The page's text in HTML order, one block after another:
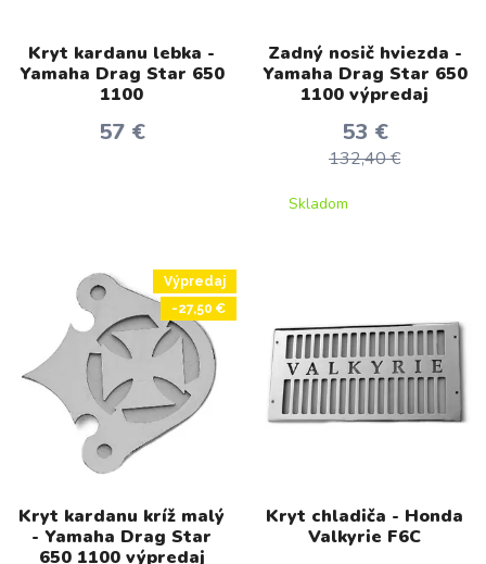
Kryt kardanu lebka -
Yamaha Drag Star 650
1100
57 €
Zadný nosič hviezda -
Yamaha Drag Star 650
1100 výpredaj
53 €
132,40 €
Skladom
Výpredaj
-27,50 €
Kryt kardanu kríž malý
- Yamaha Drag Star
650 1100 výpredaj
Kryt chladiča - Honda
Valkyrie F6C